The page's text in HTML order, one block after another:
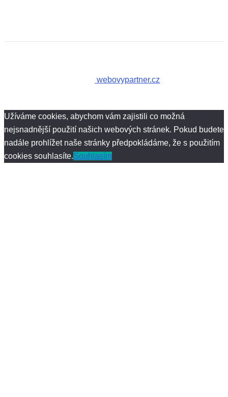
webovypartner.cz
Užíváme cookies, abychom vám zajistili co možná
nejsnadnější použití našich webových stránek. Pokud budete
nadále prohlížet naše stránky předpokládáme, že s použitím
cookies souhlasíte.Souhlasím